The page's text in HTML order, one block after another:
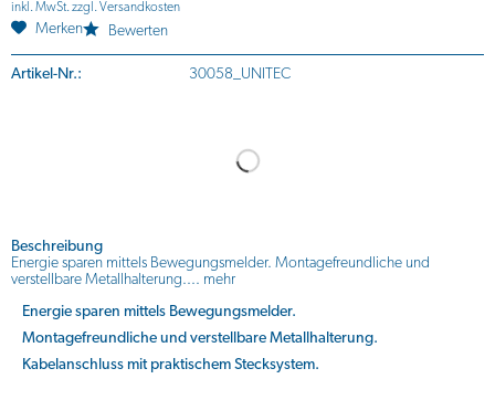
inkl. MwSt.zzgl. Versandkosten
Merken Bewerten
Artikel-Nr.: 30058_UNITEC
Beschreibung
Energie sparen mittels Bewegungsmelder. Montagefreundliche und
verstellbare Metallhalterung.... mehr
Energie sparen mittels Bewegungsmelder.
Montagefreundliche und verstellbare Metallhalterung.
Kabelanschluss mit praktischem Stecksystem.